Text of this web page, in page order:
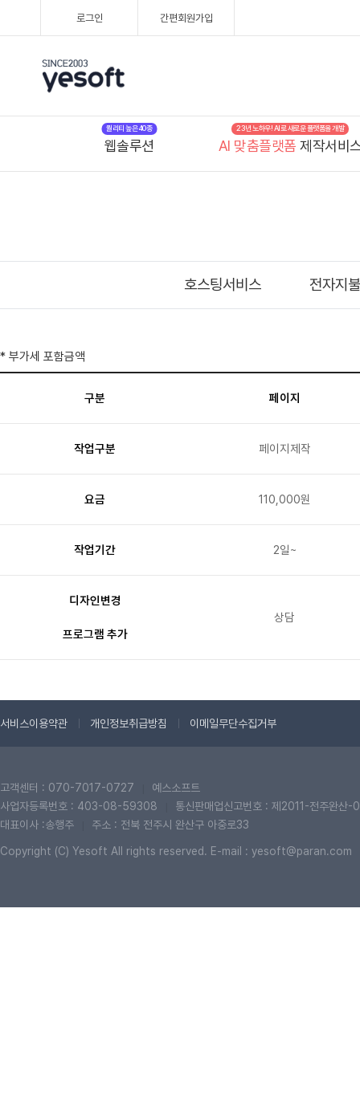
로그인 간편회원가입
웹솔루션
퀄리티 높은 40종
AI 맞춤플랫폼 제작서비
23년 노하우! AI로 새로운 플랫폼을 개발
호스팅서비스 전자지
* 부가세 포함금액
구분 페이지
작업구분 페이지제작
요금 110,000원
작업기간 2일~
디자인변경
프로그램 추가
상담
서비스이용약관 개인정보취급방침 이메일무단수집거부
고객센터 : 070-7017-0727
예스소프트
사업자등록번호 : 403-08-59308
통신판매업신고번호 : 제2011-전주완산
대표이사 :송행주
주소 : 전북 전주시 완산구 아중로33
Copyright (C) Yesoft All rights reserved. E-mail : yesoft@paran.com